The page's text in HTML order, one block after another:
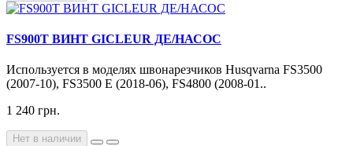
FS900T ВИНТ GICLEUR ДЕ/НАСОС
Используется в моделях швонарезчиков Husqvarna FS3500
(2007-10), FS3500 E (2018-06), FS4800 (2008-01..
1 240 грн.
Нет в наличии